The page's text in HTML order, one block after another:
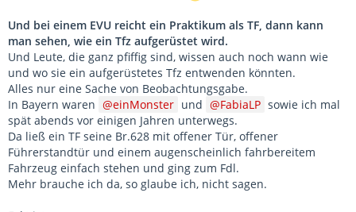
Und bei einem EVU reicht ein Praktikum als TF, dann kann
man sehen, wie ein Tfz aufgerüstet wird.
Und Leute, die ganz pfiffig sind, wissen auch noch wann wie
und wo sie ein aufgerüstetes Tfz entwenden könnten.
Alles nur eine Sache von Beobachtungsgabe.
In Bayern waren
einMonster und FabiaLP sowie ich mal
spät abends vor einigen Jahren unterwegs.
Da ließ ein TF seine Br.628 mit offener Tür, offener
Führerstandtür und einem augenscheinlich fahrbereitem
Fahrzeug einfach stehen und ging zum Fdl.
Mehr brauche ich da, so glaube ich, nicht sagen.